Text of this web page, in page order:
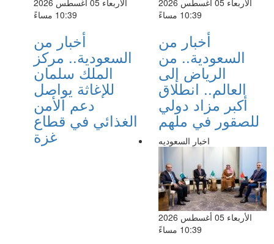
الأربعاء 05 أغسطس 2026
10:39 مساءً
أخبار من
السعودية.. مركز
الملك سلمان
للإغاثة يواصل
دعم الأمن
الغذائي في قطاع
غزة
الأربعاء 05 أغسطس 2026
10:39 مساءً
أخبار من
السعودية.. من
الرياض إلى
العالم.. انطلاق
أكبر مزاد دولي
للصقور في ملهم
اخبار السعوديه
الأربعاء 05 أغسطس 2026
10:39 مساءً